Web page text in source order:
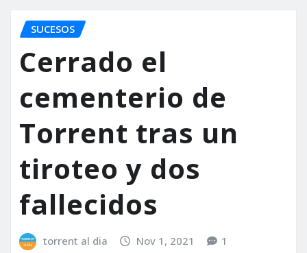
SUCESOS
Cerrado el
cementerio de
Torrent tras un
tiroteo y dos
fallecidos
torrent al dia Nov 1, 2021 1